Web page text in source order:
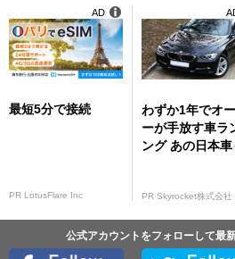
最短5分で接続
PR LotusFlare Inc
AD
わずか1年でオ
ーが手放す車ラ
ング あの日本車
PR Skyrocket株式会社
公式アカウントをフォローして最